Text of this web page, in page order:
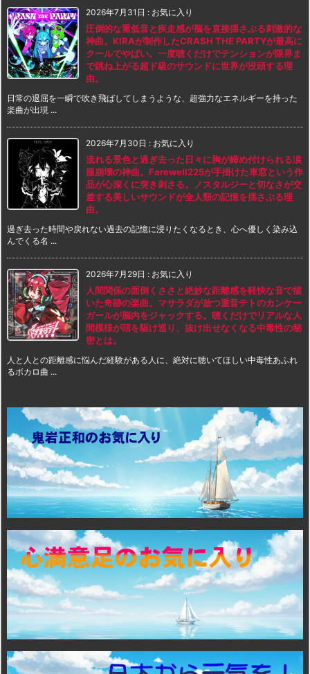
2026年7月31日 : お気に入り
圧倒的な重低音と疾走感が脳を直接揺さぶる刺激的な
神曲。KIRAが制作したCRASH THE PARTYが最高に
クールでやばい。一度聴くだけでテンションが限界ま
で跳ね上がる超ド級のサウンドに世界が没頭する理
由。
日常の退屈を一瞬で吹き飛ばしてしまうような、超強力なエネルギーを持った
楽曲が出現 ...
2026年7月30日 : お気に入り
流れる景色と過ぎ去った日々に胸が締め付けられる涙
腺崩壊の神曲。Farewell225が手掛けた車窓という作
品が心深くに突き刺さる。ノスタルジーと切なさが交
差する美しいサウンドが全人類の記憶を揺さぶる理
由。
過ぎ去った時間や戻れない過去の記憶に浸りたくなるとき、心へ優しく染み込
んでくる名 ...
2026年7月29日 : お気に入り
人間関係の面倒くささと絶妙な距離感を軽快な音で描
いた奇跡の楽曲。マサラダが放つ重音テトのカンケー
ガールが脳内をジャックする。聴くだけでリアルな人
間模様が頭を駆け巡り、抜け出せなくなる中毒性の秘
密とは。
人と人との距離感に悩んだ経験がある人に、絶対に聴いてほしい中毒性あふれ
るボカロ曲 ...